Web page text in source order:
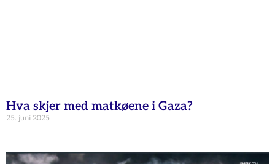
Hva skjer med matkøene i Gaza?
25. juni 2025